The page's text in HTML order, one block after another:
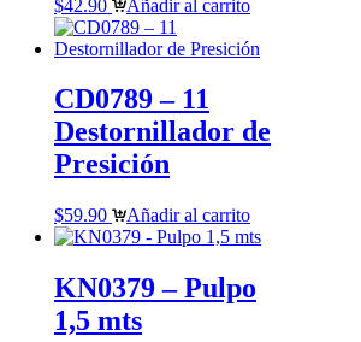
$42.90 Añadir al carrito
CD0789 – 11
Destornillador de
Presición
$59.90 Añadir al carrito
KN0379 – Pulpo
1,5 mts